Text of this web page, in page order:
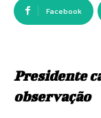
Facebook
Presidente
observação